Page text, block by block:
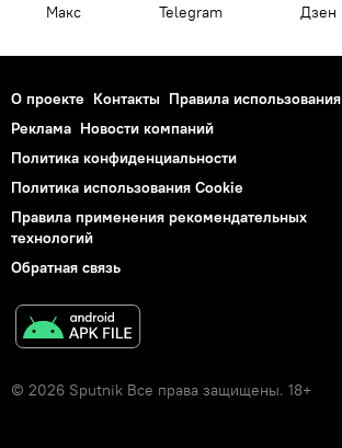
Макс Telegram Дзен
О проекте Контакты Правила использования
Реклама Новости компаний
Политика конфиденциальности
Политика использования Cookie
Правила применения рекомендательных
технологий
Обратная связь
© 2026 Sputnik Все права защищены. 18+